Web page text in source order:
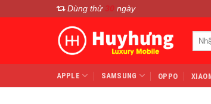
Dùng thử 30 ngày
APPLE SAMSUNG OPPO